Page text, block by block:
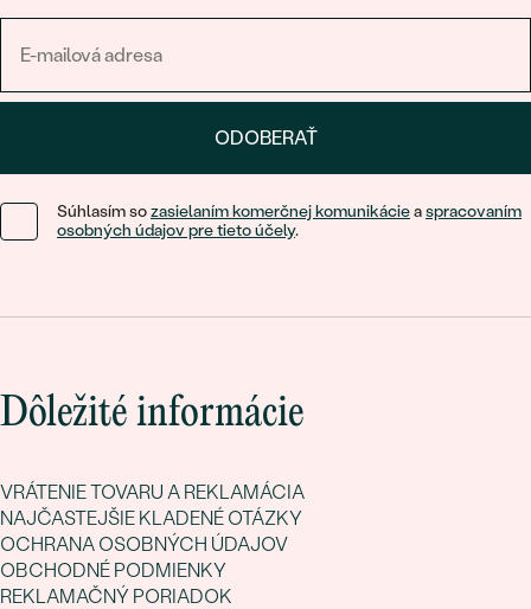
ODOBERAŤ
Súhlasím sozasielaním komerčnej komunikácieaspracovaním
osobných údajov pre tieto účely.
Dôležité informácie
VRÁTENIE TOVARU A REKLAMÁCIA
NAJČASTEJŠIE KLADENÉ OTÁZKY
OCHRANA OSOBNÝCH ÚDAJOV
OBCHODNÉ PODMIENKY
REKLAMAČNÝ PORIADOK